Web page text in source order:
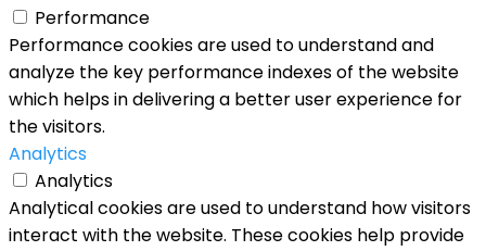
Performance
Performance cookies are used to understand and
analyze the key performance indexes of the website
which helps in delivering a better user experience for
the visitors.
Analytics
Analytics
Analytical cookies are used to understand how visitors
interact with the website. These cookies help provide